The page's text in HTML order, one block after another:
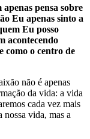
pensa sobre
Eu apenas sinto a
Eu posso
acontecendo
como o centro de
não é apenas
da vida: a vida
cada vez mais
nossa vida, mas a